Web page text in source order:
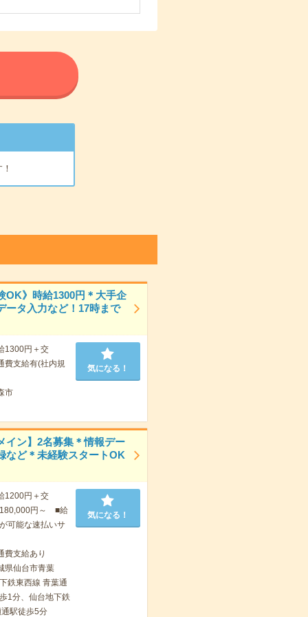
OK》時給1300円＊大手企
ータ入力など！17時まで
1300円＋交
費支給有(社内規
市
気になる！
イン】2名募集＊情報デー
など＊未経験スタートOK
1200円＋交
円～ ■給
可能な速払いサ
費支給あり
県仙台市青葉
鉄東西線 青葉通
1分、仙台地下鉄
駅徒歩5分
気になる！